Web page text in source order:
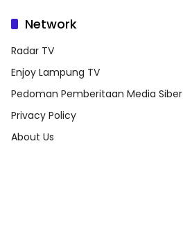
Network
Radar TV
Enjoy Lampung TV
Pedoman Pemberitaan Media Siber
Privacy Policy
About Us